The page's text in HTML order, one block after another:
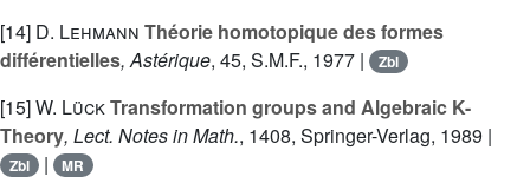
[14] D. Lehmann Théorie homotopique des formes
différentielles, Astérique, 45, S.M.F., 1977 | Zbl
[15]W. LückTransformation groups and Algebraic K-
Theory, Lect. Notes in Math., 1408, Springer-Verlag, 1989 |
Zbl | MR